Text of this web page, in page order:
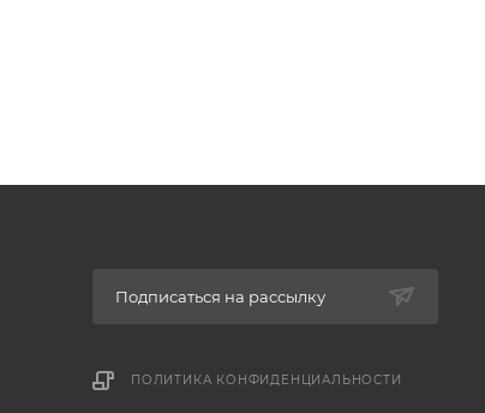
Подписаться на рассылку
ПОЛИТИКА КОНФИДЕНЦИАЛЬНОСТИ